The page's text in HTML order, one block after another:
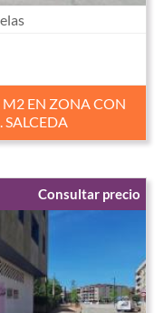
M2 EN ZONA CON
Consultar precio